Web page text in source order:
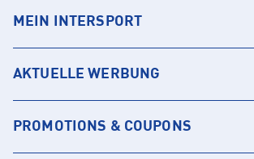
MEIN INTERSPORT
AKTUELLE WERBUNG
PROMOTIONS & COUPONS